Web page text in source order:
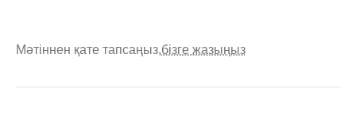
Мәтіннен қате тапсаңыз,бізге жазыңыз